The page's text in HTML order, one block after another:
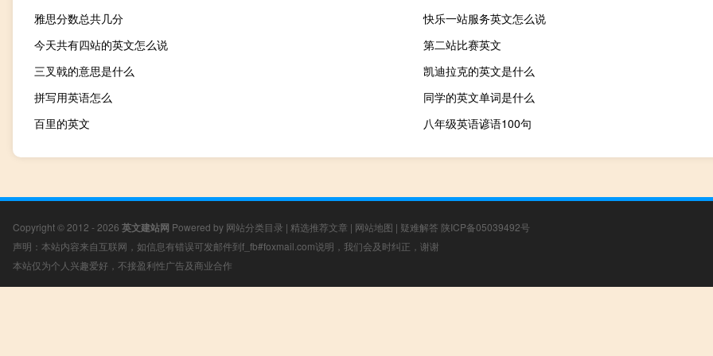
雅思分数总共几分
快乐一站服务英文怎么说
今天共有四站的英文怎么说
第二站比赛英文
三叉戟的意思是什么
凯迪拉克的英文是什么
拼写用英语怎么
同学的英文单词是什么
百里的英文
八年级英语谚语100句
Copyright © 2012 - 2026 英文建站网 Powered by 网站分类目录 | 精选推荐文章 | 网站地图 | 疑难解答 陕ICP备05039492号
声明：本站内容来自互联网，如信息有错误可发邮件到f_fb#foxmail.com说明，我们会及时纠正，谢谢
本站仅为个人兴趣爱好，不接盈利性广告及商业合作